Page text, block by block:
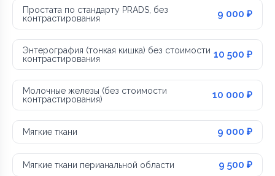
Простата по стандарту PRADS, без
контрастирования
9 000 ₽
Энтерография (тонкая кишка) без стоимости
контрастирования
10 500 ₽
Молочные железы (без стоимости
контрастирования)
10 000 ₽
Мягкие ткани 9 000 ₽
Мягкие ткани перианальной области 9 500 ₽